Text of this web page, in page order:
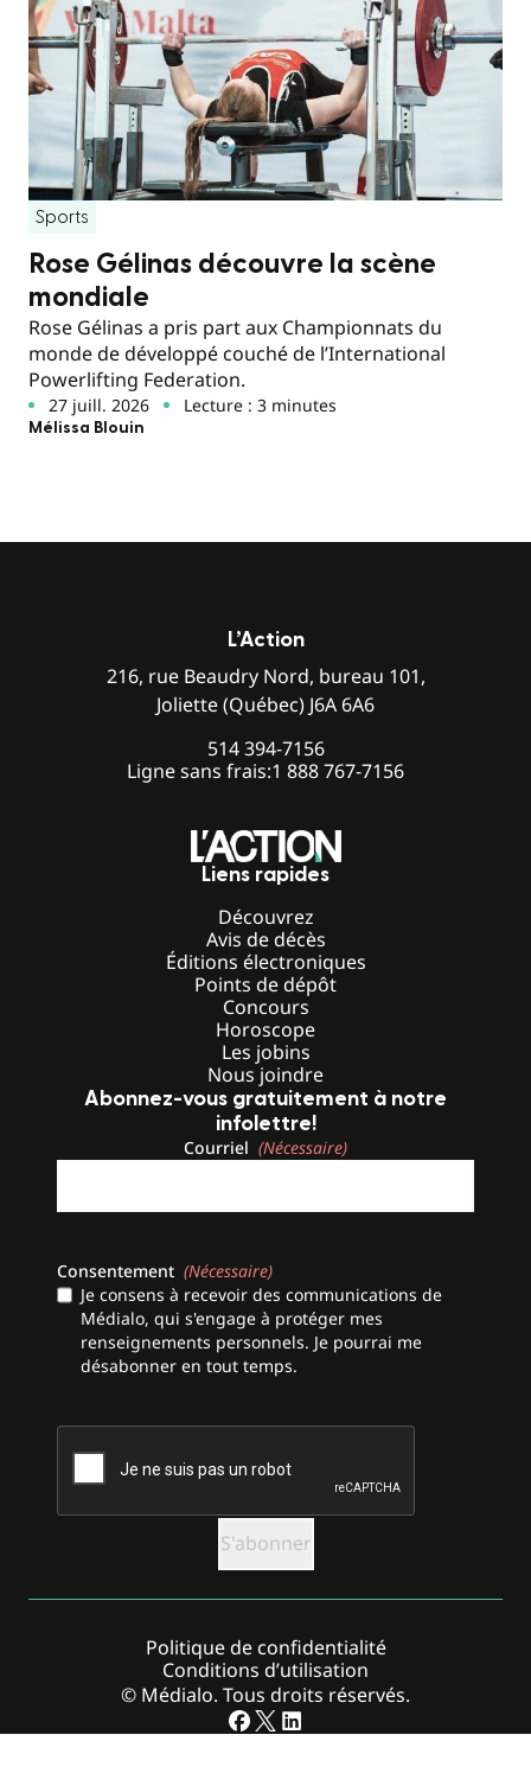
Sports
Rose Gélinas découvre la scène
mondiale
Rose Gélinas a pris part aux Championnats du
monde de développé couché de l’International
Powerlifting Federation.
27 juill. 2026 Lecture : 3 minutes
Mélissa Blouin
L’Action
216, rue Beaudry Nord, bureau 101,
Joliette (Québec) J6A 6A6
514 394-7156
Ligne sans frais:1 888 767-7156
Liens rapides
Découvrez
Avis de décès
Éditions électroniques
Points de dépôt
Concours
Horoscope
Les jobins
Nous joindre
Abonnez-vous gratuitement à notre
infolettre!
Courriel (Nécessaire)
Consentement (Nécessaire)
Je consens à recevoir des communications de
Médialo, qui s'engage à protéger mes
renseignements personnels. Je pourrai me
désabonner en tout temps.
CAPTCHA
© Médialo. Tous droits réservés.
Politique de confidentialité
Conditions d’utilisation